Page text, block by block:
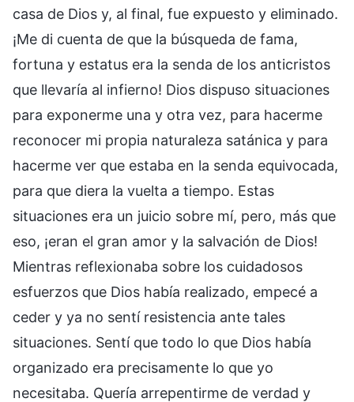
casa de Dios y, al final, fue expuesto y eliminado.
¡Me di cuenta de que la búsqueda de fama,
fortuna y estatus era la senda de los anticristos
que llevaría al infierno! Dios dispuso situaciones
para exponerme una y otra vez, para hacerme
reconocer mi propia naturaleza satánica y para
hacerme ver que estaba en la senda equivocada,
para que diera la vuelta a tiempo. Estas
situaciones era un juicio sobre mí, pero, más que
eso, ¡eran el gran amor y la salvación de Dios!
Mientras reflexionaba sobre los cuidadosos
esfuerzos que Dios había realizado, empecé a
ceder y ya no sentí resistencia ante tales
situaciones. Sentí que todo lo que Dios había
organizado era precisamente lo que yo
necesitaba. Quería arrepentirme de verdad y